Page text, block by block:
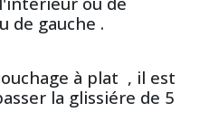
de gauche .
à plat , il est
la glissiére de 5